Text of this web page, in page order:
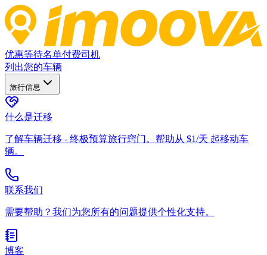
优惠等待名单付费司机
列出您的车辆
旅行信息
什么是迁移
了解车辆迁移 - 终极预算旅行窍门。帮助从 $1/天 起移动车
辆。
联系我们
需要帮助？我们为您所有的问题提供个性化支持。
博客